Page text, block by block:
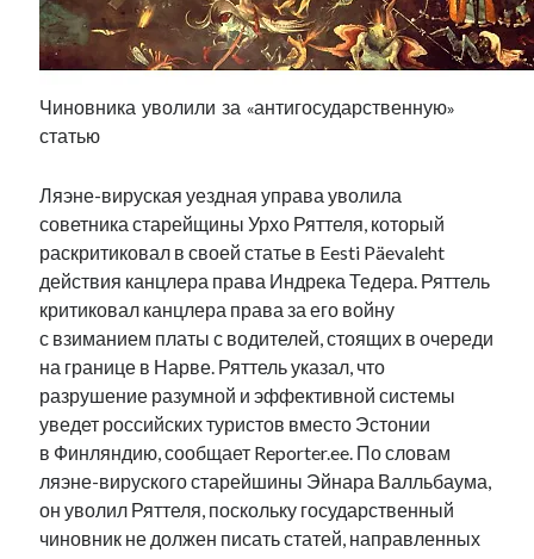
Фотографии
Экономика
Эстония и Россия
Юмор
Метки
radio narva takinada андрус ансип
ансиппиада безработица видео
в поисках здравого смысла выборы высказывание
евросоюз интервью история кабинетные истории
катри райк кая каллас книга маська нарва
нацменьшинства образование обучение эстонскому
памятники парад клоунов парламент партия поводырь
подкаст потеряны данные пресса программа
Чиновника уволили за «антигосударственную»
статью
Ляэне-вируская уездная управа уволила
советника старейщины Урхо Ряттеля, который
раскритиковал в своей статье в Eesti Päevaleht
действия канцлера права Индрека Тедера. Ряттель
критиковал канцлера права за его войну
с взиманием платы с водителей, стоящих в очереди
на границе в Нарве. Ряттель указал, что
разрушение разумной и эффективной системы
уведет российских туристов вместо Эстонии
в Финляндию, сообщает Reporter.ee. По словам
ляэне-вируского старейшины Эйнара Валльбаума,
он уволил Ряттеля, поскольку государственный
чиновник не должен писать статей, направленных